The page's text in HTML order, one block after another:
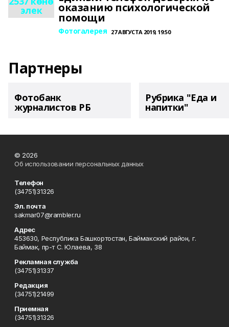
элек оказанию психологической
помощи
Фотогалерея 27 АВГУСТА 2019, 19:50
Партнеры
Фотобанк
журналистов РБ
Рубрика "Еда и
напитки"
© 2026
Об использовании персональных данных
Телефон
(34751)31326
Эл. почта
sakmar07@rambler.ru
Адрес
453630, Республика Башкортостан, Баймакский район, г.
Баймак, пр-т С. Юлаева, 38
Рекламная служба
(34751)31337
Редакция
(34751)21499
Приемная
(34751)31326